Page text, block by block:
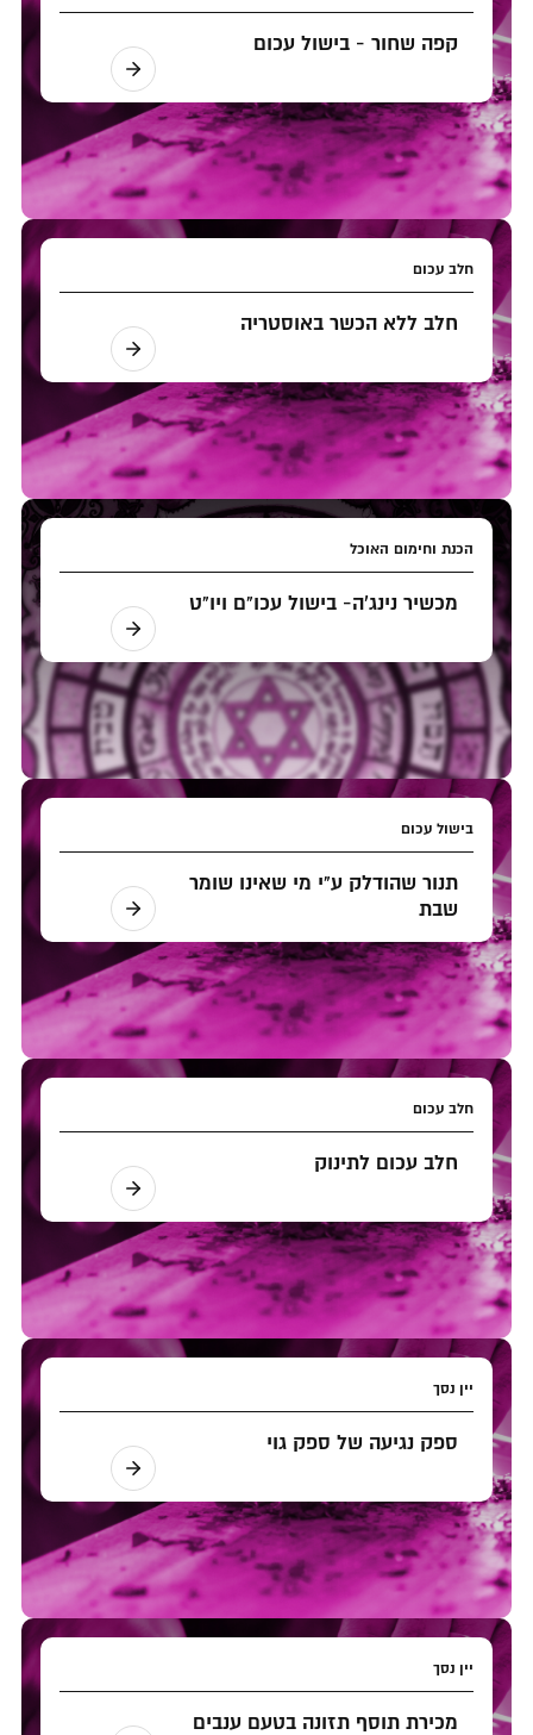
קפה שחור - בישול עכום
חלב עכום
חלב ללא הכשר באוסטריה
הכנת וחימום האוכל
מכשיר נינג'ה- בישול עכו"ם ויו"ט
בישול עכום
תנור שהודלק ע"י מי שאינו שומר
שבת
חלב עכום
חלב עכום לתינוק
יין נסך
ספק נגיעה של ספק גוי
יין נסך
מכירת תוסף תזונה בטעם ענבים